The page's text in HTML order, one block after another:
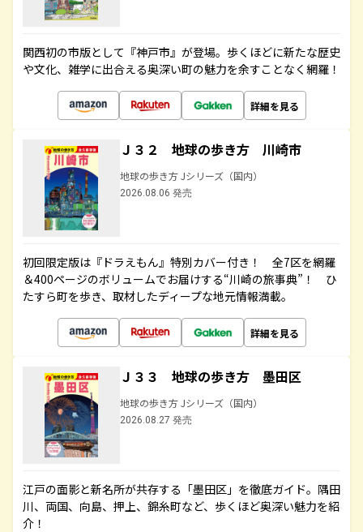
関西初の市版として『神戸市』が登場。歩くほどに新たな歴史
や文化、雑学に出合える奥深い町の魅力を余すことなく網羅！
詳細を見る
Ｊ３２ 地球の歩き方 川崎市
地球の歩き方 Jシリーズ（国内）
2026.08.06 発売
初回限定版は『ドラえもん』特別カバー付き！ 全7区を網羅
＆400ページのボリュームでお届けする“川崎の旅事典”！ ひ
たすら町を歩き、取材したディープな地元情報満載。
詳細を見る
Ｊ３３ 地球の歩き方 墨田区
地球の歩き方 Jシリーズ（国内）
2026.08.27 発売
江戸の面影と新名所が共存する「墨田区」を徹底ガイド。隅田
川、両国、向島、押上、錦糸町など、歩くほど奥深い魅力を紹
介！